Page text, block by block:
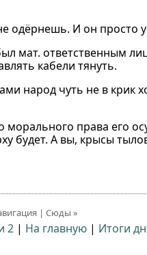
одёрнешь. И он просто
мат. ответственным
кабели тянуть.
народ чуть не в крик
права его
будет. А вы, крысы
| Сюды »
2 | На главную | Итоги